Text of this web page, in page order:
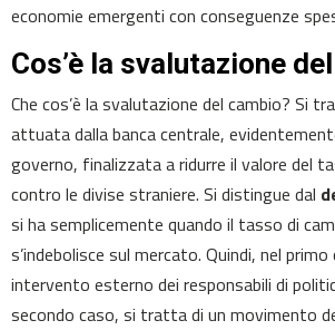
economie emergenti con conseguenze
Cos’è la svalutazione
Che cos’è la svalutazione del cambio? Si
attuata dalla banca centrale,
governo, finalizzata a ridurre il valore del
contro le divise straniere. Si distingue dal
si ha semplicemente quando il tasso di
s’indebolisce sul mercato. Quindi, nel
intervento esterno dei responsabili di
secondo caso, si tratta di un movimento